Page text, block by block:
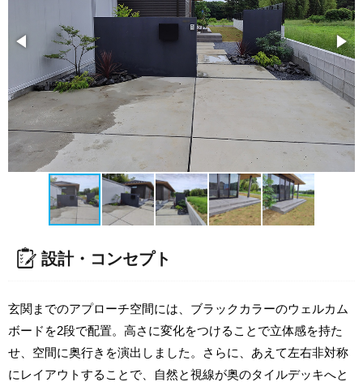
設計・コンセプト
玄関までのアプローチ空間には、ブラックカラーのウェルカム
ボードを2段で配置。高さに変化をつけることで立体感を持た
せ、空間に奥行きを演出しました。さらに、あえて左右非対称
にレイアウトすることで、自然と視線が奥のタイルデッキへと